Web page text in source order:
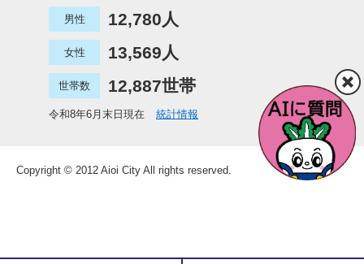
男性 12,780人
女性 13,569人
世帯数 12,887世帯
令和8年6月末日現在 統計情報
Copyright © 2012 Aioi City All rights reserved.